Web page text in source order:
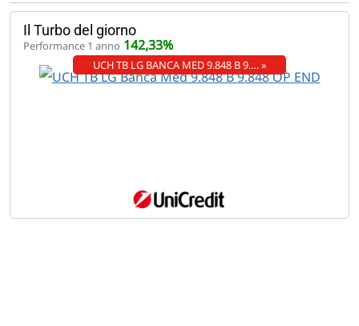
Il Turbo del giorno
Performance 1 anno 142,33%
UCH TB LG BANCA MED 9.848 B 9.… »